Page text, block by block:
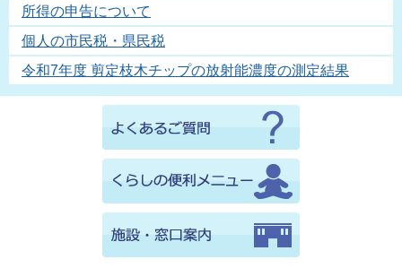
所得の申告について
個人の市民税・県民税
令和7年度 剪定枝木チップの放射能濃度の測定結果